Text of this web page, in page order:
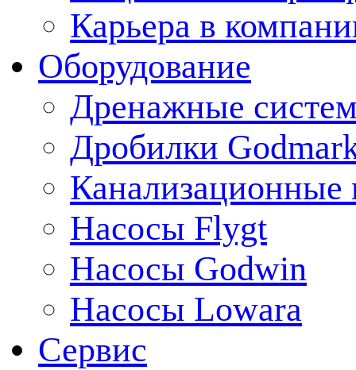
Карьера в
Оборудование
Дренажные
Дробилки
Канализационные
Насосы Flygt
Насосы Godwin
Насосы Lowara
Сервис